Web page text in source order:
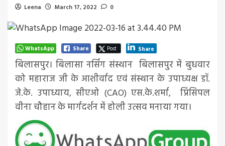
Leena March 17, 2022 0
WhatsApp Share Post Share
बिलासपुर। बिलासा नर्सिंग संस्थान बिलासपुर में बुधवार
को महाराज जी के आशीर्वाद एवं संस्थान के उपाध्यक्ष डॉ.
जे.के. उपाध्याय, सीएओ (CAO) एस.के.शर्मा, प्रिंसिपल
वीना चौहान के मार्गदर्शन में होली उत्सव मनाया गया।